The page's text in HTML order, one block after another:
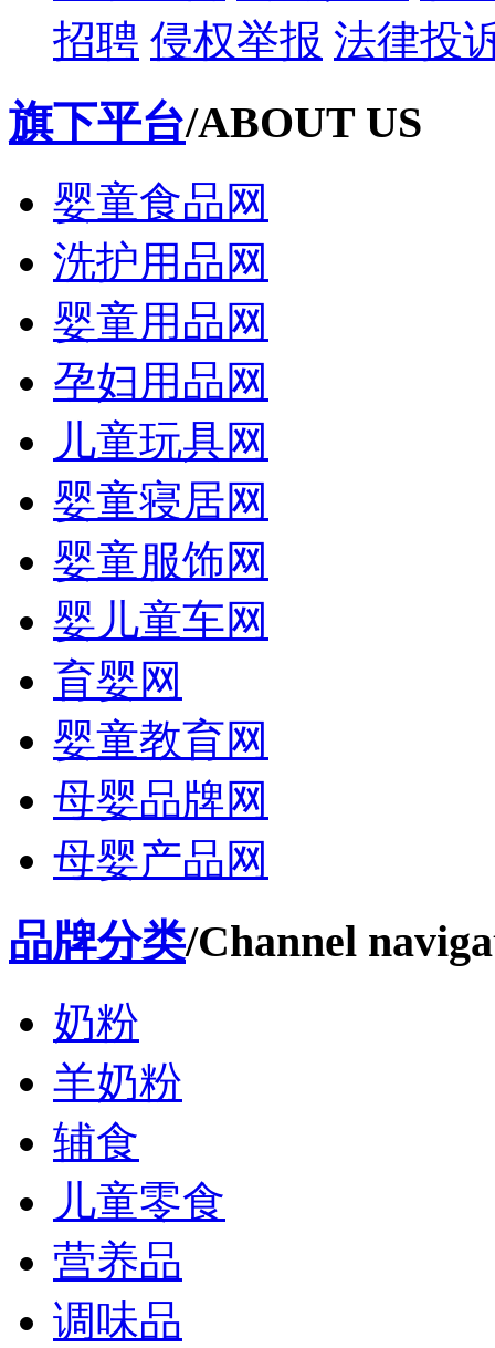
招聘 侵权举报 法律投
旗下平台/ABOUT US
婴童食品网
洗护用品网
婴童用品网
孕妇用品网
儿童玩具网
婴童寝居网
婴童服饰网
婴儿童车网
育婴网
婴童教育网
母婴品牌网
母婴产品网
品牌分类/Channel
奶粉
羊奶粉
辅食
儿童零食
营养品
调味品